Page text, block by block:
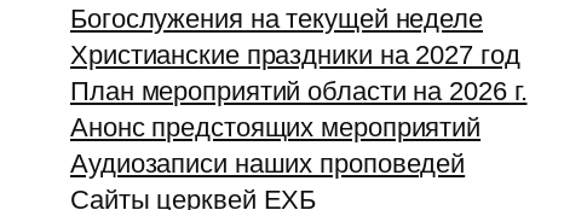
Богослужения на текущей неделе
Христианские праздники на 2027 год
План мероприятий области на 2026 г.
Анонс предстоящих мероприятий
Аудиозаписи наших проповедей
Сайты церквей ЕХБ